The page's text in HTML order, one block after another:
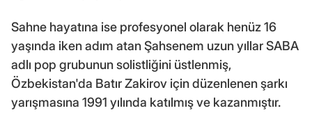
Sahne hayatına ise profesyonel olarak henüz 16
yaşında iken adım atan Şahsenem uzun yıllar SABA
adlı pop grubunun solistliğini üstlenmiş,
Özbekistan'da Batır Zakirov için düzenlenen şarkı
yarışmasına 1991 yılında katılmış ve kazanmıştır.